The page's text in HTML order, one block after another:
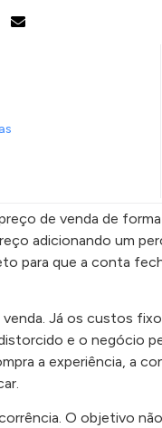
de venda de
adicionando um
para que a conta
Já os custos
e o negócio
a experiência, a
O objetivo